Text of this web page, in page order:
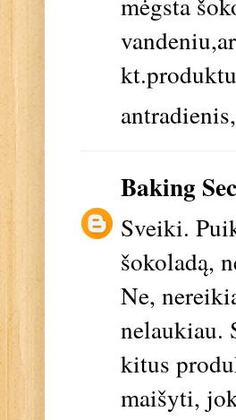
Baking
Sveiki.
šokoladą,
Ne,
nelaukiau.
kitus
maišyti,